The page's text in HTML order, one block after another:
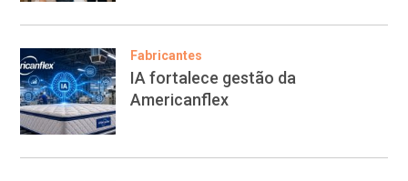
Fabricantes
IA fortalece gestão da
Americanflex